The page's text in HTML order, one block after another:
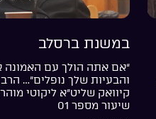
במשנת ברסלב
“אם אתה הולך עם האמונה
והבעיות שלך נופלים”… הרב
קיוואק שליט”א ליקוטי
שיעור מספר 01